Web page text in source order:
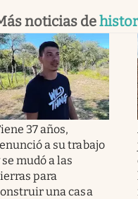
noticias de
37 años,
a su trabajo
se mudó a las
para
una casa